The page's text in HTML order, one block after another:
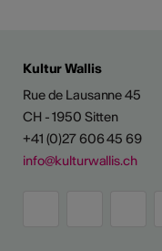
Kultur Wallis
Rue de Lausanne 45
CH - 1950 Sitten
+41 (0)27 606 45 69
info@kulturwallis.ch